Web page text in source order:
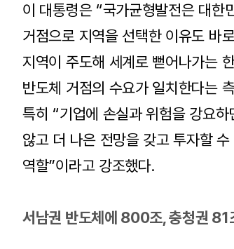
이 대통령은 “국가균형발전은 대한
거점으로 지역을 선택한 이유도 바
지역이 주도해 세계로 뻗어나가는
반도체 거점의 수요가 일치한다는
특히 “기업에 손실과 위험을 강요
않고 더 나은 전망을 갖고 투자할
역할”이라고 강조했다.
서남권 반도체에 800조, 충청권 81